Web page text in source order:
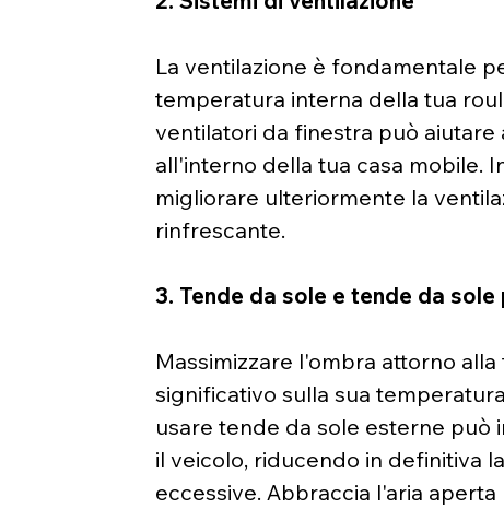
La ventilazione è fondamentale
temperatura interna della tua
ventilatori da finestra può
all'interno della tua casa mobile.
migliorare ulteriormente la
rinfrescante.
3. Tende da sole e tende da
Massimizzare l'ombra attorno
significativo sulla sua
usare tende da sole esterne può
il veicolo, riducendo in definitiva
eccessive. Abbraccia l'aria